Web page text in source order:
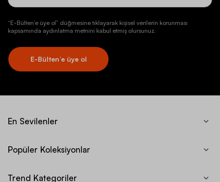
“E-Bülten’e üye ol” düğmesine tıklayarak kişisel verilerin korunması
kapsamında aydınlatma metnini kabul etmiş olursunuz.
E-Bülten’e üye ol
En Sevilenler
Popüler Koleksiyonlar
Trend Kategoriler